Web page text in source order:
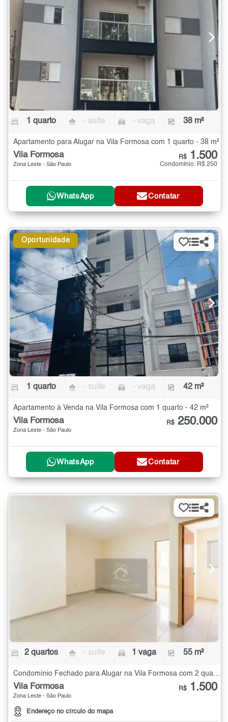
1 quarto - suíte - vaga 38 m²
Apartamento para Alugar na Vila Formosa com 1 quarto - 38 m²
Vila Formosa
Zona Leste - São Paulo
R$ 1.500
Condomínio: R$ 250
WhatsApp Contatar
Oportunidade
1 quarto - suíte - vaga 42 m²
Apartamento à Venda na Vila Formosa com 1 quarto - 42 m²
Vila Formosa
Zona Leste - São Paulo
R$ 250.000
WhatsApp Contatar
2 quartos - suíte 1 vaga 55 m²
Condomínio Fechado para Alugar na Vila Formosa com 2 quartos - 55 m²
Vila Formosa
Zona Leste - São Paulo
Endereço no círculo do mapa
R$ 1.500